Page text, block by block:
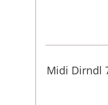
Midi Dirndl